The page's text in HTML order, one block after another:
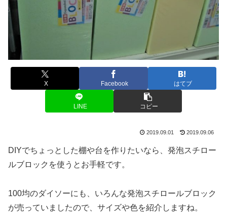
X Facebook はてブ
LINE コピー
2019.09.01 2019.09.06
DIYでちょっとした棚や台を作りたいなら、発泡スチロー
ルブロックを使うとお手軽です。
100均のダイソーにも、いろんな発泡スチロールブロック
が売っていましたので、サイズや色を紹介しますね。